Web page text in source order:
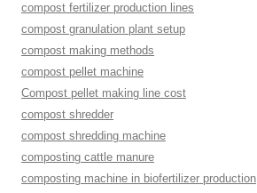
compost fertilizer production lines
compost granulation plant setup
compost making methods
compost pellet machine
Compost pellet making line cost
compost shredder
compost shredding machine
composting cattle manure
composting machine in biofertilizer production